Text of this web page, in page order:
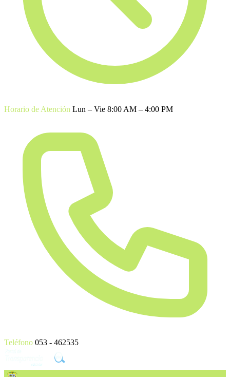
Horario de Atención Lun – Vie 8:00 AM – 4:00 PM
Teléfono 053 - 462535